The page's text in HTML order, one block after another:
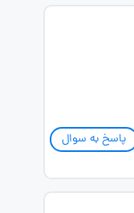
پاسخ به سوال